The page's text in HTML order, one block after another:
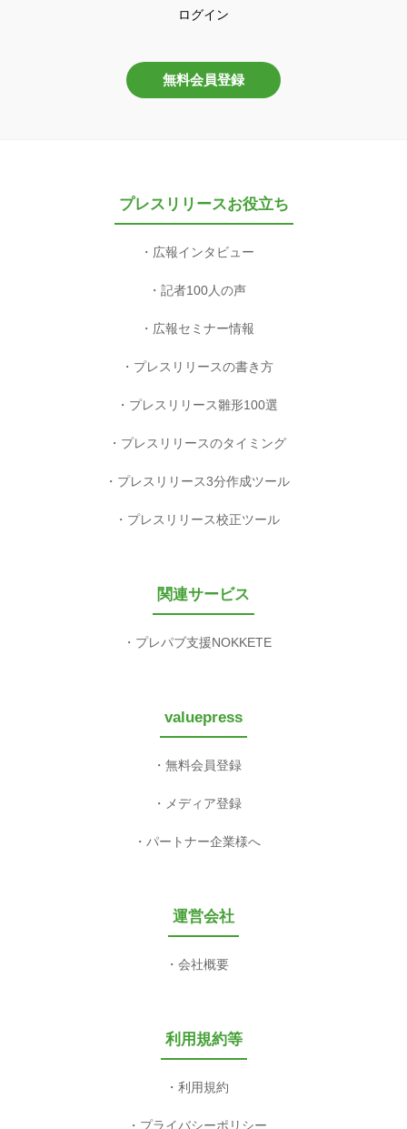
ログイン
無料会員登録
プレスリリースお役立ち
広報インタビュー
記者100人の声
広報セミナー情報
プレスリリースの書き方
プレスリリース雛形100選
プレスリリースのタイミング
プレスリリース3分作成ツール
プレスリリース校正ツール
関連サービス
プレパブ支援NOKKETE
valuepress
無料会員登録
メディア登録
パートナー企業様へ
運営会社
会社概要
利用規約等
利用規約
プライバシーポリシー